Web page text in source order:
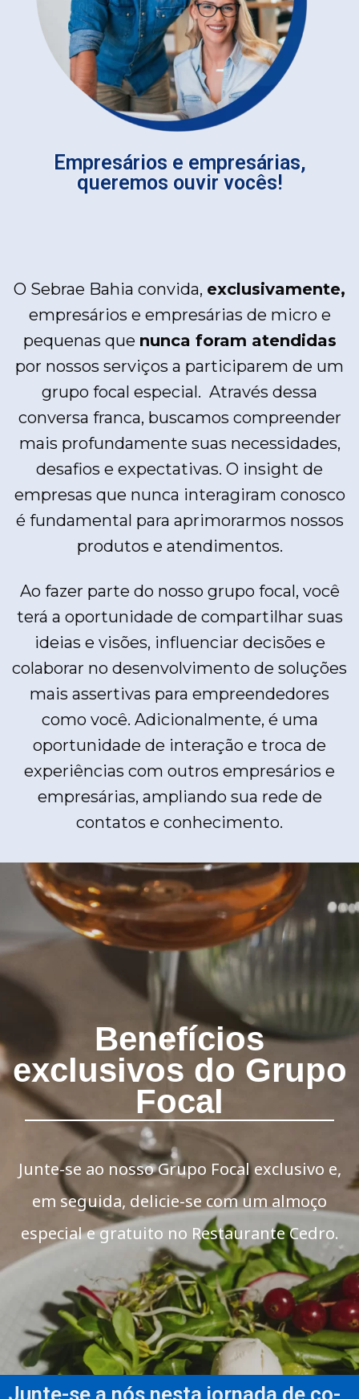
Empresários e empresárias,
queremos ouvir vocês!
O Sebrae Bahia convida, exclusivamente,
empresários e empresárias de micro e
pequenas que nunca foram atendidas
por nossos serviços a participarem de um
grupo focal especial. Através dessa
conversa franca, buscamos compreender
mais profundamente suas necessidades,
desafios e expectativas. O insight de
empresas que nunca interagiram conosco
é fundamental para aprimorarmos nossos
produtos e atendimentos.
Ao fazer parte do nosso grupo focal, você
terá a oportunidade de compartilhar suas
ideias e visões, influenciar decisões e
colaborar no desenvolvimento de soluções
mais assertivas para empreendedores
como você. Adicionalmente, é uma
oportunidade de interação e troca de
experiências com outros empresários e
empresárias, ampliando sua rede de
contatos e conhecimento.
Benefícios
exclusivos do Grupo
Focal
Junte-se ao nosso Grupo Focal exclusivo e,
em seguida, delicie-se com um almoço
especial e gratuito no Restaurante Cedro.
Junte-se a nós nesta jornada de co-